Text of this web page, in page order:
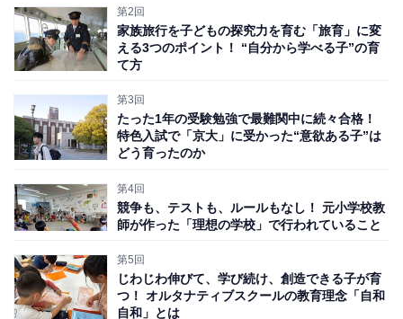
共に、都内有数の広さと環境を誇る公園に隣接している
ことにお気付きでしょうか。
環境で、子どもが主役となって『育ち』や『学び』を主
体的に勝ちとる、“福利（＝well-being）を広げていく学
校”」（ヒロック公式Webサイトより）という理念に基
づいています。
ヒロックでは、「人は自然の中でこそ育つ」と考え、自
然体験が少なくなっている子どもたちに、日常的に自然
に触れられる環境を用意したのです。
第2回
家族旅行を子どもの探究力を育む「旅育」に変
える3つのポイント！ “自分から学べる子”の育
て方
第3回
たった1年の受験勉強で最難関中に続々合格！
特色入試で「京大」に受かった“意欲ある子”は
どう育ったのか
第4回
競争も、テストも、ルールもなし！ 元小学校教
師が作った「理想の学校」で行われていること
第5回
じわじわ伸びて、学び続け、創造できる子が育
つ！ オルタナティブスクールの教育理念「自和
自和」とは